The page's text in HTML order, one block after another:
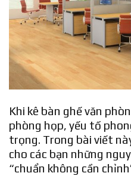
Khi kê bàn ghế văn
phòng họp, yếu tố
trọng. Trong bài viết
cho các bạn những
“chuẩn không cần